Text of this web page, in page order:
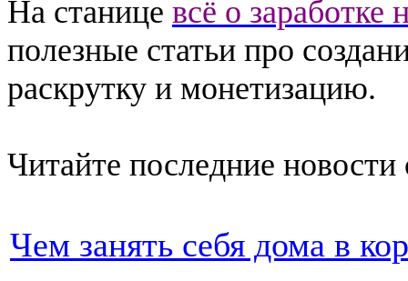
На станице всё о заработке
полезные статьи про
раскрутку и монетизацию.
Читайте последние новости
Чем занять себя дома в